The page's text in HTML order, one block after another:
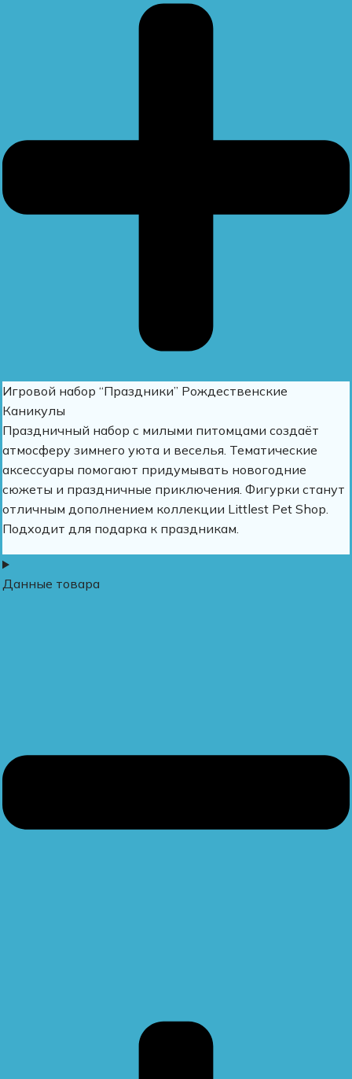
Игровой набор “Праздники” Рождественские
Каникулы
Праздничный набор с милыми питомцами создаёт
атмосферу зимнего уюта и веселья. Тематические
аксессуары помогают придумывать новогодние
сюжеты и праздничные приключения. Фигурки станут
отличным дополнением коллекции Littlest Pet Shop.
Подходит для подарка к праздникам.
Данные товара